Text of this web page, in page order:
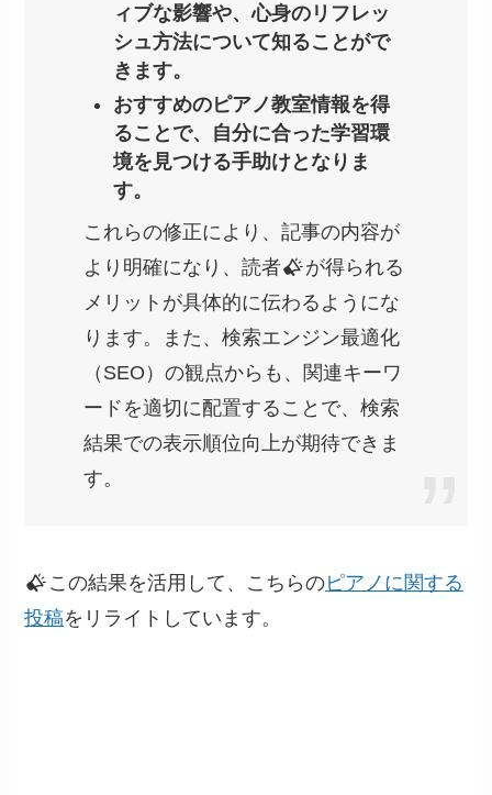
ィブな影響や、心身のリフレッ
シュ方法について知ることがで
きます。
おすすめのピアノ教室情報を得
ることで、自分に合った学習環
境を見つける手助けとなりま
す。
これらの修正により、記事の内容が
より明確になり、読者
が得られる
メリットが具体的に伝わるようにな
ります。また、検索エンジン最適化
（SEO）の観点からも、関連キーワ
ードを適切に配置することで、検索
結果での表示順位向上が期待できま
す。
この結果を活用して、こちらのピアノに関する
投稿をリライトしています。